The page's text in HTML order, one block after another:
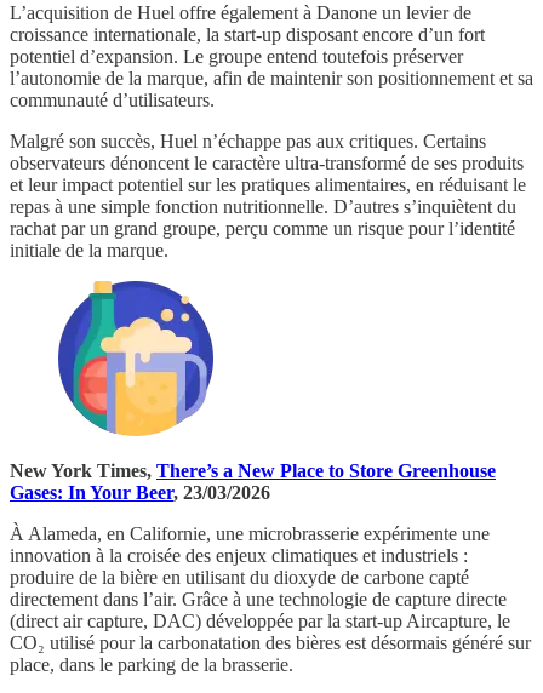
L’acquisition de Huel offre également à Danone un levier de
croissance internationale, la start-up disposant encore d’un fort
potentiel d’expansion. Le groupe entend toutefois préserver
l’autonomie de la marque, afin de maintenir son positionnement et sa
communauté d’utilisateurs.
Malgré son succès, Huel n’échappe pas aux critiques. Certains
observateurs dénoncent le caractère ultra-transformé de ses produits
et leur impact potentiel sur les pratiques alimentaires, en réduisant le
repas à une simple fonction nutritionnelle. D’autres s’inquiètent du
rachat par un grand groupe, perçu comme un risque pour l’identité
initiale de la marque.
New York Times, There’s a New Place to Store Greenhouse
Gases: In Your Beer, 23/03/2026
À Alameda, en Californie, une microbrasserie expérimente une
innovation à la croisée des enjeux climatiques et industriels :
produire de la bière en utilisant du dioxyde de carbone capté
directement dans l’air. Grâce à une technologie de capture directe
(direct air capture, DAC) développée par la start-up Aircapture, le
CO₂ utilisé pour la carbonatation des bières est désormais généré sur
place, dans le parking de la brasserie.